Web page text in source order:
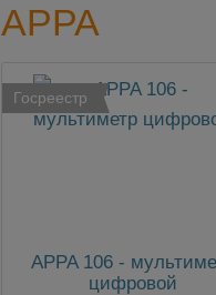
APPA
Госреестр
APPA 106 -
цифровой